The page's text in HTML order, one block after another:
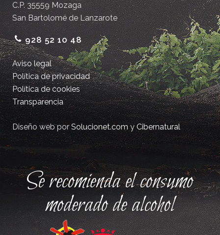
C.P. 35559 Mozaga
San Bartolomé de Lanzarote
928 52 10 48
Aviso legal
Política de privacidad
Política de cookies
Transparencia
Diseño web porSolucionet.comyCibernatural
Se recomienda el consumo
moderado de alcohol